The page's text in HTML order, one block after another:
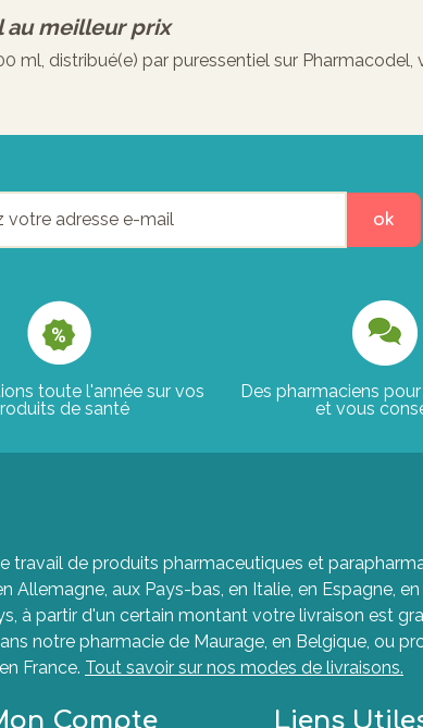
au meilleur prix
ml, distribué(e) par puressentiel sur Pharmacodel,
ok
toute l'année sur vos
de santé
Des pharmaciens
et vous
travail de produits pharmaceutiques et
Allemagne, aux Pays-bas, en Italie, en Espagne,
à partir d'un certain montant votre livraison est
notre pharmacie de Maurage, en Belgique, ou
France. Tout savoir sur nos modes de livraisons.
Compte Liens